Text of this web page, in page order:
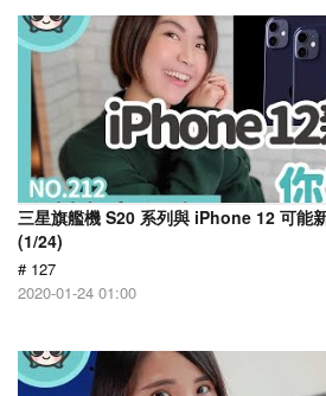
三星旗艦機 S20 系列與 iPhone 12 可能
(1/24)
# 127
2020-01-24 01:00